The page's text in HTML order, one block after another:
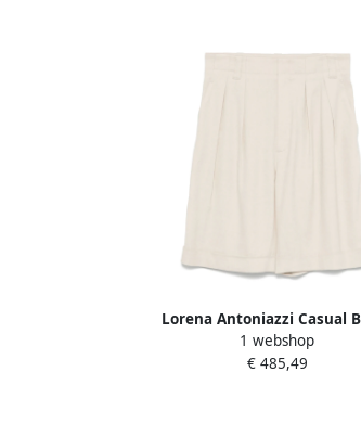
Lorena Antoniazzi Casual
Linnen Viscose Shorts
Dames
1 webshop
€ 485,49